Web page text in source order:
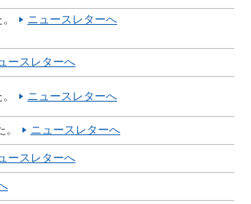
ニュースレターへ
ースレターへ
ニュースレターへ
ニュースレターへ
ースレターへ